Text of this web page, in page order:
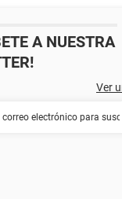
A NUESTRA
Ver